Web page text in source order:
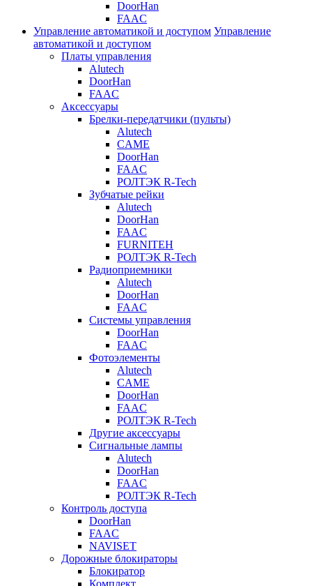
DoorHan
FAAC
Управление автоматикой и доступом Управление
автоматикой и доступом
Платы управления
Alutech
DoorHan
FAAC
Аксессуары
Брелки-передатчики (пульты)
Alutech
CAME
DoorHan
FAAC
РОЛТЭК R-Tech
Зубчатые рейки
Alutech
DoorHan
FAAC
FURNITEH
РОЛТЭК R-Tech
Радиоприемники
Alutech
DoorHan
FAAC
Системы управления
DoorHan
FAAC
Фотоэлементы
Alutech
CAME
DoorHan
FAAC
РОЛТЭК R-Tech
Другие аксессуары
Сигнальные лампы
Alutech
DoorHan
FAAC
РОЛТЭК R-Tech
Контроль доступа
DoorHan
FAAC
NAVISET
Дорожные блокираторы
Блокиратор
Комплект